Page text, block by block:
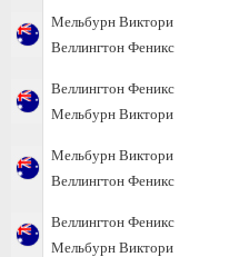
Мельбурн Виктори
Веллингтон Феникс
Веллингтон Феникс
Мельбурн Виктори
Мельбурн Виктори
Веллингтон Феникс
Веллингтон Феникс
Мельбурн Виктори